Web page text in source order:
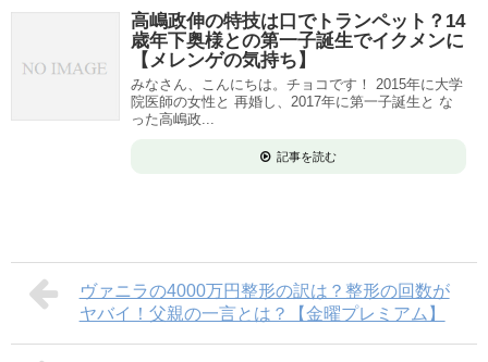
高嶋政伸の特技は口でトランペット？14
歳年下奥様との第一子誕生でイクメンに
【メレンゲの気持ち】
みなさん、こんにちは。チョコです！ 2015年に大学
院医師の女性と 再婚し、2017年に第一子誕生と な
った高嶋政...
記事を読む
ヴァニラの4000万円整形の訳は？整形の回数が
ヤバイ！父親の一言とは？【金曜プレミアム】